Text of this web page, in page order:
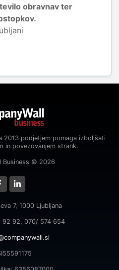
obravnav ter
2013 podjetjem pomaga izboljšati
in povezovanjem strank.
Business © 2026
7, 1000 Ljubljana
92 92, 070/ 574 654